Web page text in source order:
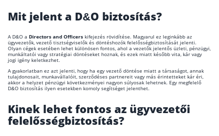
Mit jelent a D&O biztosítás?
A D&O a Directors and Officers kifejezés rövidítése. Magyarul ez leginkább az
ügyvezetők, vezető tisztségviselők és döntéshozók felelősségbiztosítását jelenti.
Olyan cégek esetében lehet különösen fontos, ahol a vezetők jelentős üzleti, pénzügyi,
munkáltatói vagy stratégiai döntéseket hoznak, és ezek miatt később vita, kár vagy
jogi igény keletkezhet.
A gyakorlatban ez azt jelenti, hogy ha egy vezető döntése miatt a társaságot, annak
tulajdonosait, munkavállalóit, szerződéses partnereit vagy más érintetteket kár éri,
akkor a helyzet pénzügyi következményei nagyon súlyosak lehetnek. Egy megfelelő
D&O biztosítás ilyen esetekben komoly segítséget jelenthet.
Kinek lehet fontos az ügyvezetői
felelősségbiztosítás?